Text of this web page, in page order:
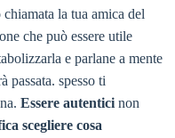
la tua amica del
che può essere utile
e parlane a mente
passata. spesso ti
Essere autentici non
scegliere cosa